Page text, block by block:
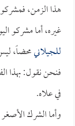
هذا الزمن،
غيره، أما مشركو
للجيلانيمحضاً،
فنحن نقول: بهذا
في علاه.
وأما الشرك